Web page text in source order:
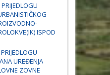
ISPOD
UREĐENJA
ZOVNE